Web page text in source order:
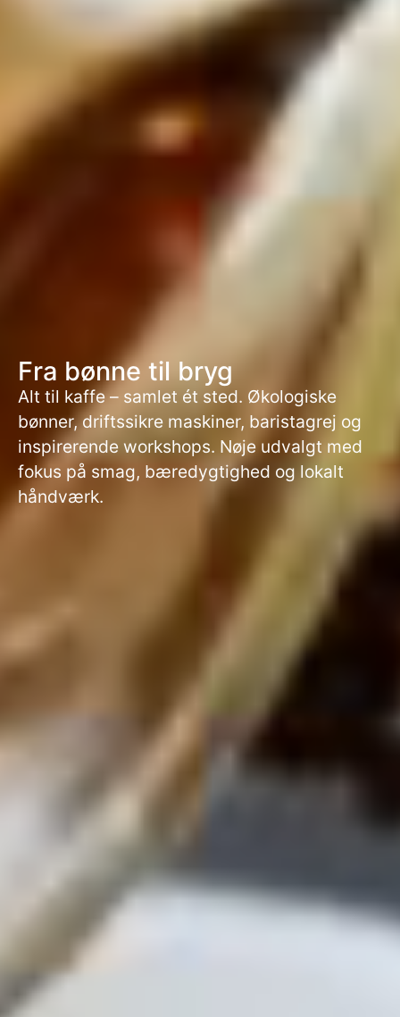
Fra bønne til bryg
Alt til kaffe – samlet ét sted. Økologiske
bønner, driftssikre maskiner, baristagrej og
inspirerende workshops. Nøje udvalgt med
fokus på smag, bæredygtighed og lokalt
håndværk.